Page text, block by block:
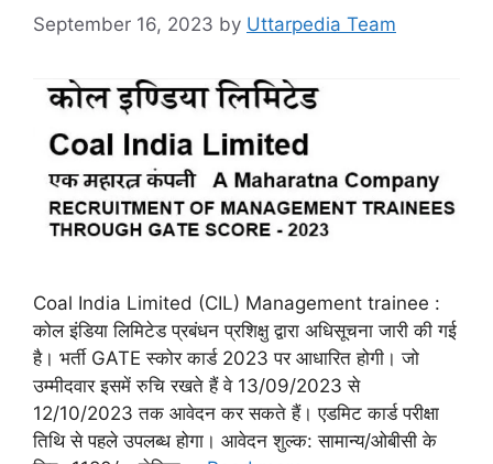
September 16, 2023 by Uttarpedia Team
Coal India Limited (CIL) Management trainee :
कोल इंडिया लिमिटेड प्रबंधन प्रशिक्षु द्वारा अधिसूचना जारी की गई
है। भर्ती GATE स्कोर कार्ड 2023 पर आधारित होगी। जो
उम्मीदवार इसमें रुचि रखते हैं वे 13/09/2023 से
12/10/2023 तक आवेदन कर सकते हैं। एडमिट कार्ड परीक्षा
तिथि से पहले उपलब्ध होगा। आवेदन शुल्क: सामान्य/ओबीसी के